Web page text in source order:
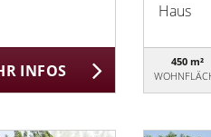
INFOS
Haus
450 m²